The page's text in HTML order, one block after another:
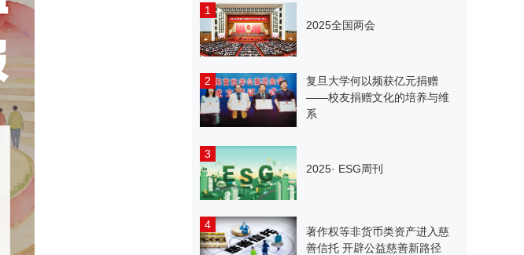
1
2025全国两会
2
复旦大学何以频获亿元捐赠
——校友捐赠文化的培养与维
系
3
2025· ESG周刊
4
著作权等非货币类资产进入慈
善信托 开辟公益慈善新路径